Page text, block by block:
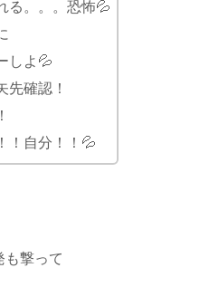
る。。。恐怖💦
しよ💦
先確認！
！自分！！💦
も撃って